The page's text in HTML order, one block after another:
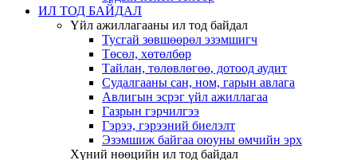
ИЛ ТОД БАЙДАЛ
Үйл ажиллагааны ил тод байдал
Тусгай зөвшөөрөл эзэмшигч
Төсөл, хөтөлбөр
Тайлан, төлөвлөгөө, дотоод аудит
Судалгааны сан, ном, гарын авлага
Авлигын эсрэг үйл ажиллагаа
Газрын гэрчилгээ
Гэрээ, гэрээний биелэлт
Эзэмшиж байгаа оюуны өмчийн эрх
Хүний нөөцийн ил тод байдал